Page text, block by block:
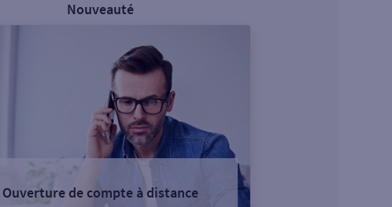
Nouveauté
Ouverture de compte à distance